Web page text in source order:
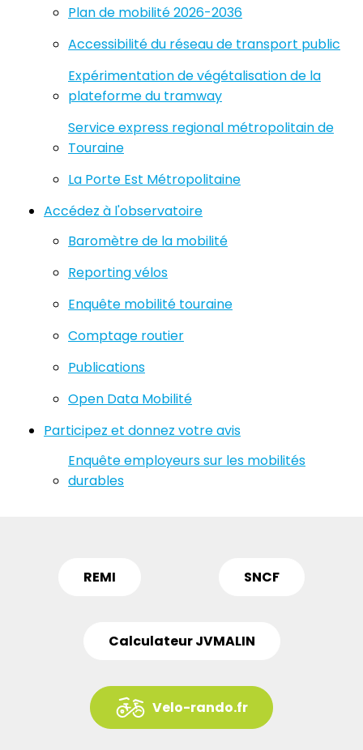
Plan de mobilité 2026-2036
Accessibilité du réseau de transport public
Expérimentation de végétalisation de la
plateforme du tramway
Service express regional métropolitain de
Touraine
La Porte Est Métropolitaine
Accédez à l'observatoire
Baromètre de la mobilité
Reporting vélos
Enquête mobilité touraine
Comptage routier
Publications
Open Data Mobilité
Participez et donnez votre avis
Enquête employeurs sur les mobilités
durables
REMI SNCF
Calculateur JVMALIN
Velo-rando.fr